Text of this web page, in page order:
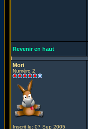
Revenir en haut
Mori
Numéro 2
Inscrit le: 07 Sep 2005